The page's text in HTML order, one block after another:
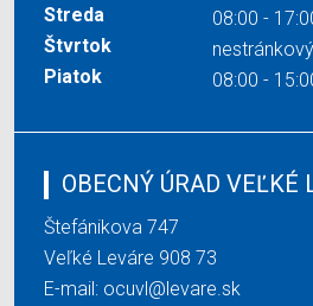
Streda
08:00 -
Štvrtok
Piatok
08:00 -
OBECNÝ ÚRAD VEĽKÉ
Štefánikova 747
Veľké Leváre 908 73
E-mail: ocuvl@levare.sk